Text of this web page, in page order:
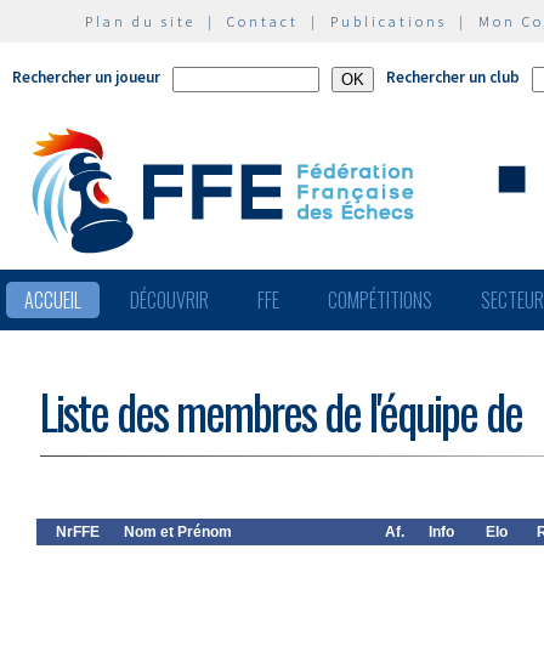
Plan du site | Contact | Publications | Mon
Rechercher un joueur Rechercher un club
ACCUEIL DÉCOUVRIR FFE COMPÉTITIONS
Liste des membres de l'équipe de
NrFFE Nom et Prénom Af. Info Elo